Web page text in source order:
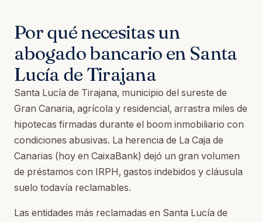
Por qué necesitas un
abogado bancario en Santa
Lucía de Tirajana
Santa Lucía de Tirajana, municipio del sureste de
Gran Canaria, agrícola y residencial, arrastra miles de
hipotecas firmadas durante el boom inmobiliario con
condiciones abusivas. La herencia de La Caja de
Canarias (hoy en CaixaBank) dejó un gran volumen
de préstamos con IRPH, gastos indebidos y cláusula
suelo todavía reclamables.
Las entidades más reclamadas en Santa Lucía de